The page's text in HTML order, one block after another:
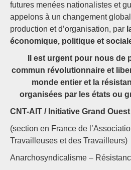
futures menées nationalistes et
appelons à un changement
production et d’organisation, par
économique, politique et
Il est urgent pour nous de
commun révolutionnaire et
monde entier et la
organisées par les états ou
CNT-AIT / Initiative Grand Ouest
(section en France de
Travailleuses et des Travailleurs)
Anarchosyndicalisme –